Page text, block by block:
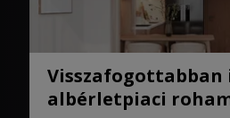
Visszafogottabban
albérletpiaci